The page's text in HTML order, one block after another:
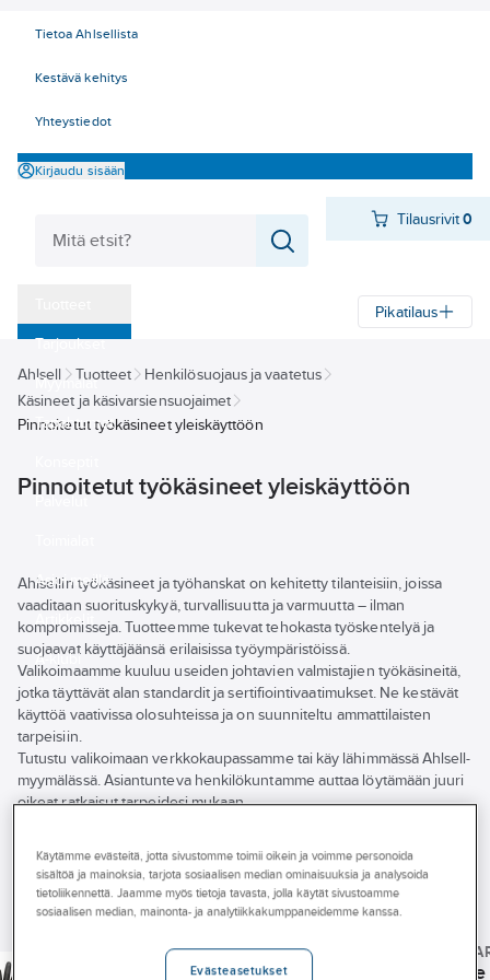
Tietoa Ahlsellista
Kestävä kehitys
Yhteystiedot
Kirjaudu sisään
Tilausrivit 0
‎Tarjoukset
Myymälät
Tapahtumat
Asioi meillä
Artikkelit
A-klubi
Pikatilaus
Ahlsell Tuotteet
Henkilösuojaus ja vaatetus
Käsineet ja käsivarsiensuojaimet
Pinnoitetut työkäsineet yleiskäyttöön
Pinnoitetut työkäsineet yleiskäyttöön
Ahlsellin työkäsineet ja työhanskat on kehitetty tilanteisiin, joissa
vaaditaan suorituskykyä, turvallisuutta ja varmuutta – ilman
kompromisseja. Tuotteemme tukevat tehokasta työskentelyä ja
suojaavat käyttäjäänsä erilaisissa työympäristöissä.
Valikoimaamme kuuluu useiden johtavien valmistajien työkäsineitä,
jotka täyttävät alan standardit ja sertifiointivaatimukset. Ne kestävät
käyttöä vaativissa olosuhteissa ja on suunniteltu ammattilaisten
tarpeisiin.
Tutustu valikoimaan verkkokaupassamme tai käy lähimmässä Ahlsell-
myymälässä. Asiantunteva henkilökuntamme auttaa löytämään juuri
oikeat ratkaisut tarpeidesi mukaan.
Tuotemerkki
Varastossa
kaikki
suodattimet
Tuotteet (69)
ACTIVEWEAR
Työkäsine
Työkäsine
Activewear 1600Työkäsine
Käytämme evästeitä, jotta sivustomme toimii oikein ja voimme personoida
sisältöä ja mainoksia, tarjota sosiaalisen median ominaisuuksia ja analysoida
tietoliikennettä. Jaamme myös tietoja tavasta, jolla käytät sivustoamme
sosiaalisen median, mainonta- ja analytiikkakumppaneidemme kanssa.
Evästeasetukset